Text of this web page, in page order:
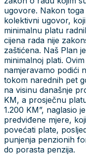
ugovore. Nakon
kolektivni ugovor,
minimalnu platu
cijena rada nije
zaštićena. Naš Plan
minimalnoj plati.
namjeravamo podići
tokom narednih pet
na visinu današnje
KM, a prosječnu
1.200 KM”, naglasio
predviđene mjere,
povećati plate,
punjenja penzionih
do porasta penzija.